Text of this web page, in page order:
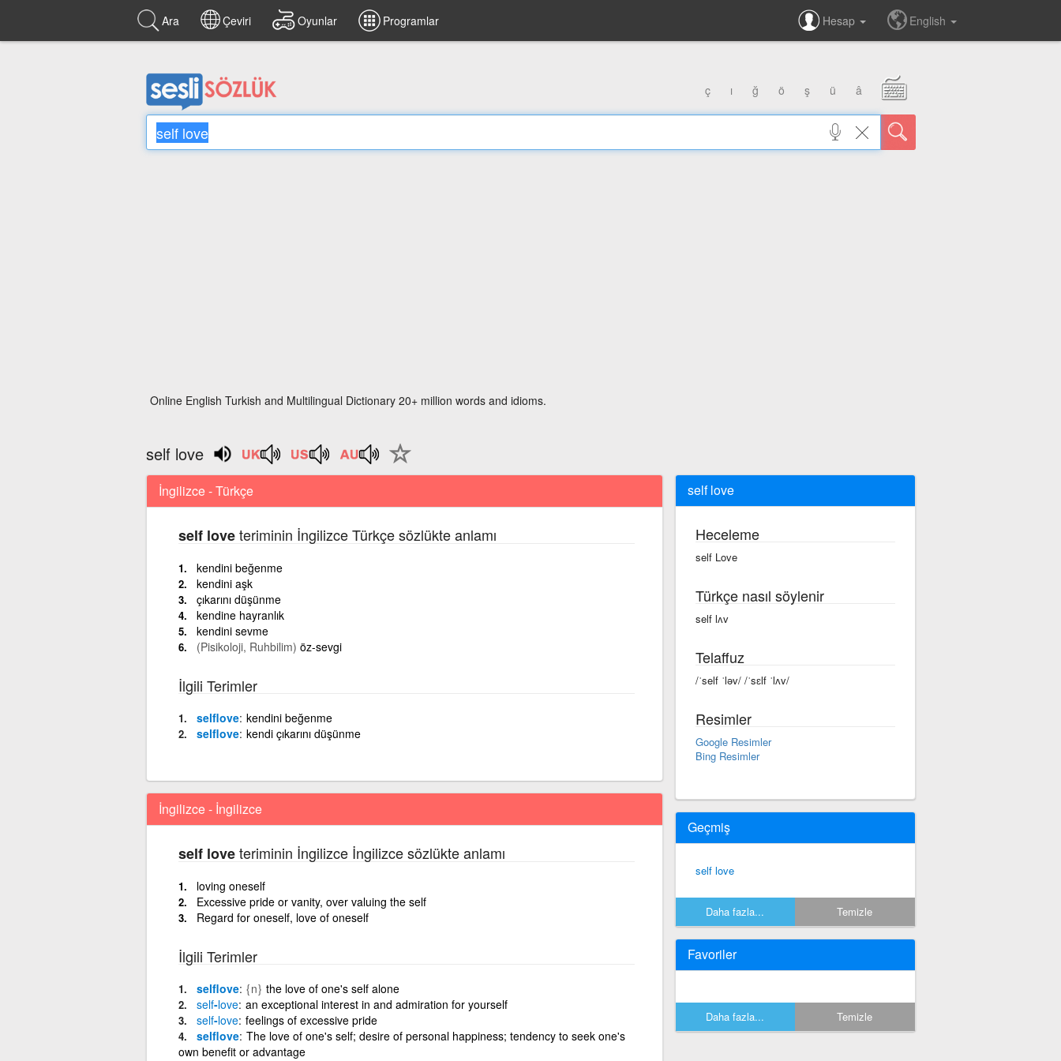
Ara Çeviri Oyunlar Programlar Hesap English
ç ı ğ ö ş ü â
Online English Turkish and Multilingual Dictionary 20+ million words and idioms.
self love
İngilizce - Türkçe
self loveteriminin İngilizce Türkçe sözlükte anlamı
kendini beğenme
kendini aşk
çıkarını düşünme
kendine hayranlık
kendini sevme
(Pisikoloji, Ruhbilim) öz-sevgi
İlgili Terimler
selflove kendini beğenme
selflove kendi çıkarını düşünme
İngilizce - İngilizce
self loveteriminin İngilizce İngilizce sözlükte anlamı
loving oneself
Excessive pride or vanity, over valuing the self
Regard for oneself, love of oneself
İlgili Terimler
selflove {n} the love of one's self alone
self-love an exceptional interest in and admiration for yourself
self-love feelings of excessive pride
selflove The love of one's self; desire of personal happiness; tendency to seek one's
own benefit or advantage
self love
Heceleme
self Love
Türkçe nasıl söylenir
self lʌv
Telaffuz
/ˈself ˈləv/ /ˈsɛlf ˈlʌv/
Resimler
Google Resimler
Bing Resimler
Geçmiş
self love
Daha fazla... Temizle
Favoriler
Daha fazla... Temizle